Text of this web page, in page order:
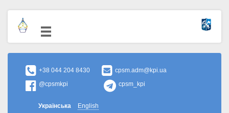
+38 044 204 8430
cpsm.adm@kpi.ua
@cpsmkpi
cpsm_kpi
Українська English